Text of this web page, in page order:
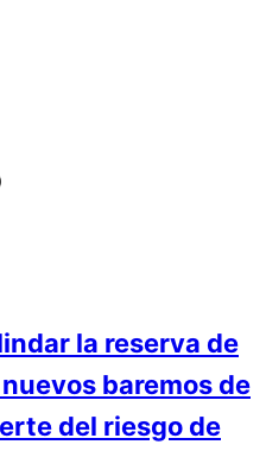
la reserva de
baremos de
del riesgo de